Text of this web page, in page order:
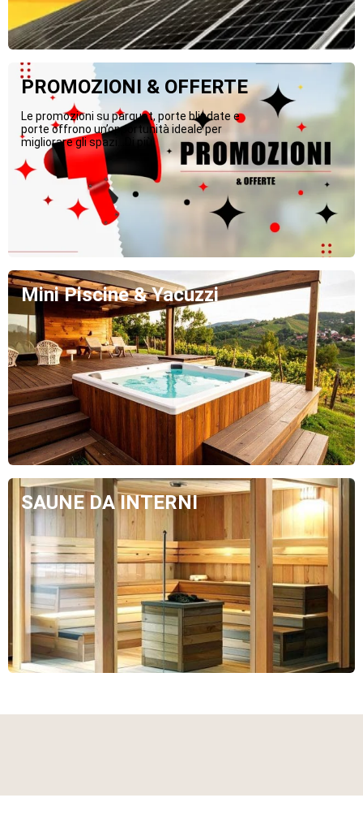
PROMOZIONI & OFFERTE
Le promozioni su parquet, porte blindate e
porte offrono un’opportunità ideale per
migliorare gli spazi...Di più
Mini Piscine & Yacuzzi
SAUNE DA INTERNI